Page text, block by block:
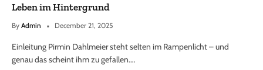
Leben im Hintergrund
By Admin December 21, 2025
Einleitung Pirmin Dahlmeier steht selten im Rampenlicht – und
genau das scheint ihm zu gefallen.…